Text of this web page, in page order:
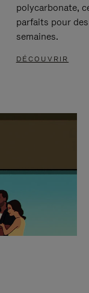
polycarbonate,
parfaits pour
semaines.
DÉCOUVRIR